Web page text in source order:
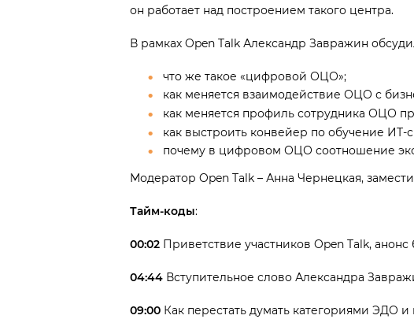
он работает над построением такого центра.
В рамках Open Talk Александр Завражин
что же такое «цифровой ОЦО»;
как меняется взаимодействие ОЦО с
как меняется профиль сотрудника ОЦО
как выстроить конвейер по обучение
почему в цифровом ОЦО соотношение
Модератор Open Talk – Анна Чернецкая,
Тайм-коды:
00:02Приветствие участников Open Talk,
04:44Вступительное слово Александра
09:00Как перестать думать категориями ЭДО